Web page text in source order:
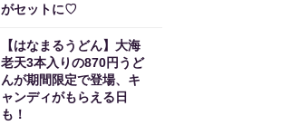
がセットに♡
【はなまるうどん】大海
老天3本入りの870円うど
んが期間限定で登場、キ
ャンディがもらえる日
も！